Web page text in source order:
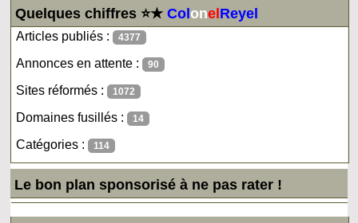
Quelques chiffres ⭐★ColonelReyel
Articles publiés : 4377
Annonces en attente : 90
Sites réformés : 1072
Domaines fusillés : 14
Catégories : 114
Le bon plan sponsorisé à ne pas rater !